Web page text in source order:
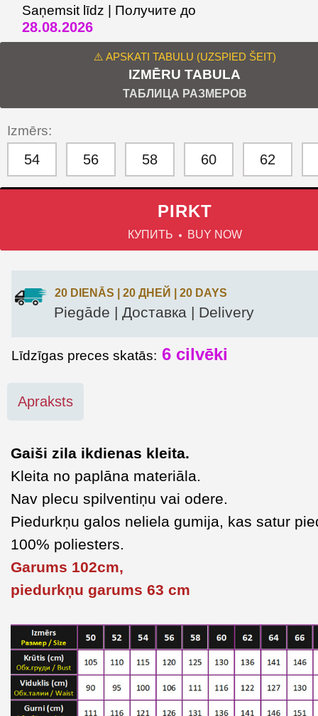
Saņemsit līdz | Получите до
28.08.2026
⚠️ APSKATI TABULU (UZSPIED ŠEIT)
IZMĒRU TABULA
ТАБЛИЦА РАЗМЕРОВ
Izmērs:
54 56 58 60 62
PIRKT
КУПИТЬ BUY NOW
20 DIENĀS | 20 ДНЕЙ | 20 DAYS
Piegāde | Доставка | Delivery
Līdzīgas preces skatās: 6 cilvēki
Apraksts
Gaiši zila ikdienas kleita.
Kleita no paplāna materiāla.
Nav plecu spilventiņu vai odere.
Piedurkņu galos neliela gumija, kas satur
100% poliesters.
Garums 102cm,
piedurkņu garums 63 cm